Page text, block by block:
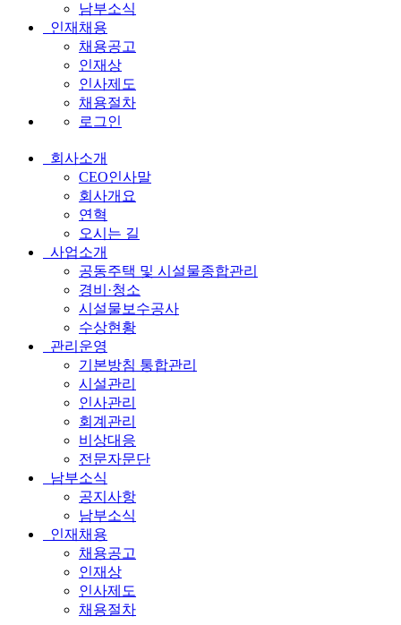
남부소식
인재채용
채용공고
인재상
인사제도
채용절차
로그인
회사소개
CEO인사말
회사개요
연혁
오시는 길
사업소개
공동주택 및 시설물종합관리
경비·청소
시설물보수공사
수상현황
관리운영
기본방침 통합관리
시설관리
인사관리
회계관리
비상대응
전문자문단
남부소식
공지사항
남부소식
인재채용
채용공고
인재상
인사제도
채용절차